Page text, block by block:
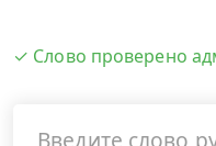
✓ Слово проверено